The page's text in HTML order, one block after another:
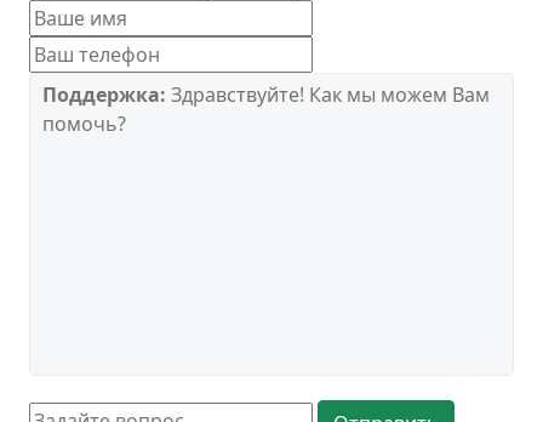
Поддержка: Здравствуйте! Как мы можем Вам
помочь?